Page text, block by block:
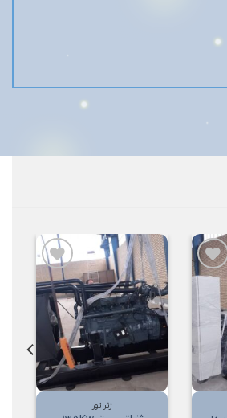
افزودن
علاقه
مندی
افزودن
به
علاقه
مندی
ها
ژنراتور